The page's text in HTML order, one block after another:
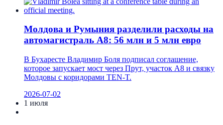
Молдова и Румыния разделили расходы на
автомагистраль A8: 56 млн и 5 млн евро
В Бухаресте Владимир Боля подписал соглашение,
которое запускает мост через Прут, участок A8 и связку
Молдовы с коридорами TEN-T.
2026-07-02
1 июля